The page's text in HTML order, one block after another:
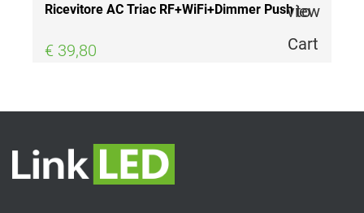
view
to
Cart
Ricevitore AC Triac RF+WiFi+Dimmer Push
€ 39,80